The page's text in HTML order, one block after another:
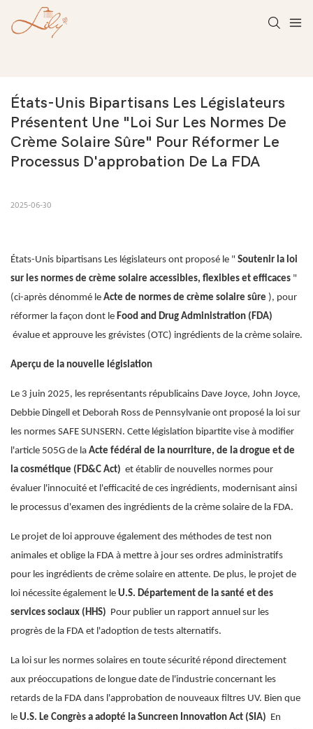
États-Unis Bipartisans Les Législateurs
Présentent Une "loi Sur Les Normes De
Crème Solaire Sûre" Pour Réformer Le
Processus D'approbation De La FDA
2025-06-30
États-Unis bipartisans Les législateurs ont proposé le " Soutenir la loi
sur les normes de crème solaire accessibles, flexibles et efficaces "
(ci-après dénommé le Acte de normes de crème solaire sûre ), pour
réformer la façon dont le Food and Drug Administration (FDA)
évalue et approuve les grévistes (OTC) ingrédients de la crème solaire.
Aperçu de la nouvelle législation
Le 3 juin 2025, les représentants républicains Dave Joyce, John Joyce,
Debbie Dingell et Deborah Ross de Pennsylvanie ont proposé la loi sur
les normes SAFE SUNSERN. Cette législation bipartite vise à modifier
l'article 505G de la Acte fédéral de la nourriture, de la drogue et de
la cosmétique (FD&C Act) et établir de nouvelles normes pour
évaluer l'innocuité et l'efficacité de ces ingrédients, modernisant ainsi
le processus d'examen des ingrédients de la crème solaire de la FDA.
Le projet de loi approuve également des méthodes de test non
animales et oblige la FDA à mettre à jour ses ordres administratifs
pour les ingrédients de crème solaire en attente. De plus, le projet de
loi nécessite également le U.S. Département de la santé et des
services sociaux (HHS) Pour publier un rapport annuel sur les
progrès de la FDA et l'adoption de tests alternatifs.
La loi sur les normes solaires en toute sécurité répond directement
aux préoccupations de longue date de l'industrie concernant les
retards de la FDA dans l'approbation de nouveaux filtres UV. Bien que
le U.S. Le Congrès a adopté la Suncreen Innovation Act (SIA) En